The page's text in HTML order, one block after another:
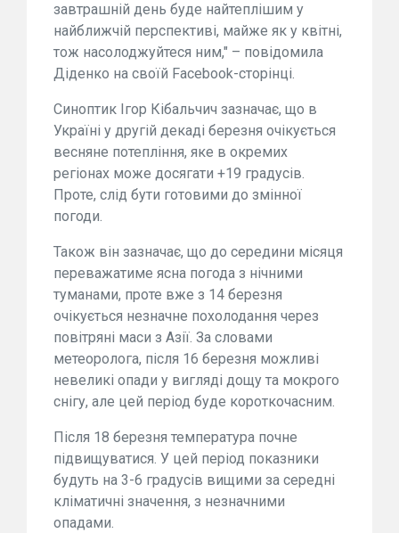
завтрашній день буде найтеплішим у
найближчій перспективі, майже як у квітні,
тож насолоджуйтеся ним," – повідомила
Діденко на своїй Facebook-сторінці.
Синоптик Ігор Кібальчич зазначає, що в
Україні у другій декаді березня очікується
весняне потепління, яке в окремих
регіонах може досягати +19 градусів.
Проте, слід бути готовими до змінної
погоди.
Також він зазначає, що до середини місяця
переважатиме ясна погода з нічними
туманами, проте вже з 14 березня
очікується незначне похолодання через
повітряні маси з Азії. За словами
метеоролога, після 16 березня можливі
невеликі опади у вигляді дощу та мокрого
снігу, але цей період буде короткочасним.
Після 18 березня температура почне
підвищуватися. У цей період показники
будуть на 3-6 градусів вищими за середні
кліматичні значення, з незначними
опадами.